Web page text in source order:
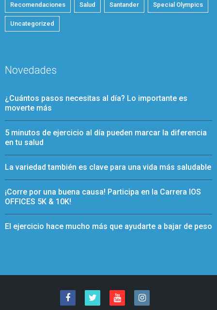
Recomendaciones Salud Santander Special Olympics
Uncategorized
Novedades
¿Cuántos pasos necesitas al día? Lo importante es
moverte más
5 minutos de ejercicio al día pueden marcar la diferencia
en tu salud
La variedad también es clave para una vida más saludable
¡Corre por una buena causa! Participa en la Carrera IOS
OFFICES 5K & 10K!
El ejercicio hace mucho más que ayudarte a bajar de peso